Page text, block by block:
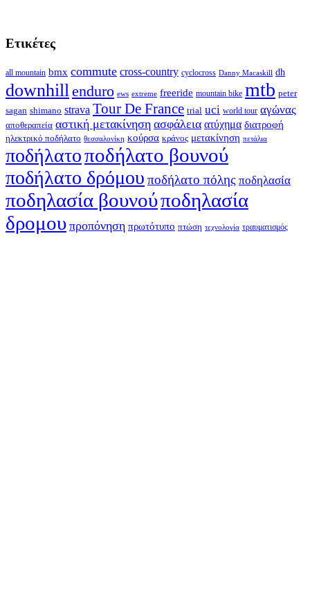
Ετικέτες
all mountain bmx commute cross-country cyclocross Danny Macaskill dh
downhillenduro ews extreme freeride mountain bike mtb peter
sagan shimano strava Tour De France trial uci world tour αγώνας
αποθεραπεία αστική μετακίνηση ασφάλεια ατύχημα διατροφή
ηλεκτρικό ποδήλατο θεσσαλονίκη κούρσα κράνος μετακίνηση πετάλια
ποδήλατοποδήλατο βουνού
ποδήλατο δρόμου ποδήλατο πόλης ποδηλασία
ποδηλασία βουνούποδηλασία
δρομου προπόνηση πρωτότυπο πτώση τεχνολογία τραυματισμός